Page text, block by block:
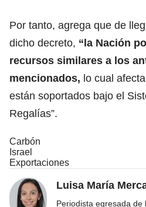
Por tanto, agrega que de
dicho decreto, “la Nación
recursos similares a los
mencionados, lo cual
están soportados bajo el
Regalías”.
Carbón
Israel
Exportaciones
Luisa María
Periodista egresada de